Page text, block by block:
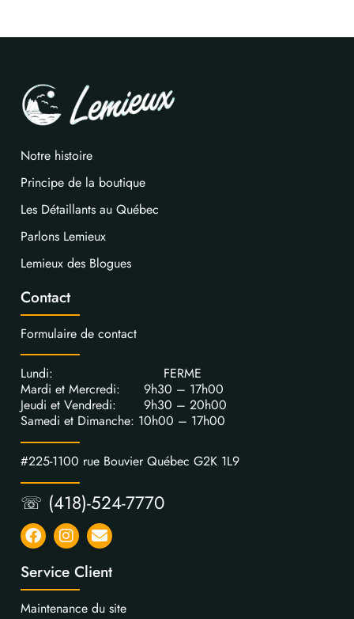
Notre histoire
Principe de la boutique
Les Détaillants au Québec
Parlons Lemieux
Lemieux des Blogues
Contact
Formulaire de contact
Lundi: FERME
Mardi et Mercredi: 9h30 – 17h00
Jeudi et Vendredi: 9h30 – 20h00
Samedi et Dimanche: 10h00 – 17h00
#225-1100 rue Bouvier Québec G2K 1L9
☏ (418)-524-7770
Service Client
Maintenance du site